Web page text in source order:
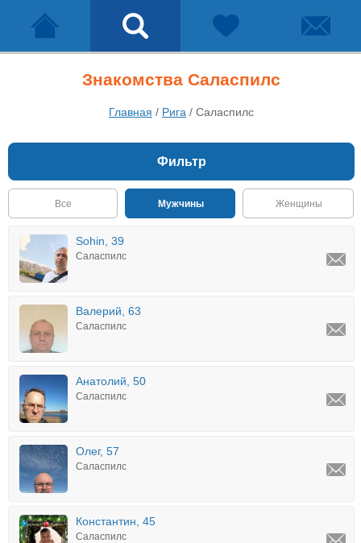
Знакомства Саласпилс
Главная / Рига / Саласпилс
Фильтр
Все Мужчины Женщины
Sohin, 39
Саласпилс
Валерий, 63
Саласпилс
Анатолий, 50
Саласпилс
Олег, 57
Саласпилс
Константин, 45
Саласпилс